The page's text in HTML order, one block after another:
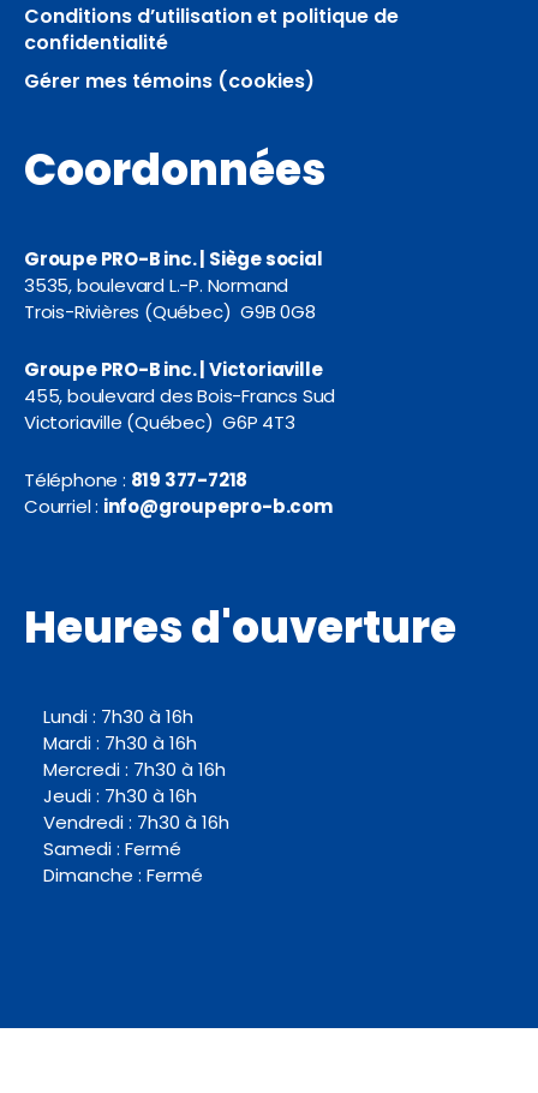
Conditions d’utilisation et politique de
confidentialité
Gérer mes témoins (cookies)
Coordonnées
Groupe PRO-B inc. | Siège social
3535, boulevard L.-P. Normand
Trois-Rivières (Québec) G9B 0G8
Groupe PRO-B inc. | Victoriaville
455, boulevard des Bois-Francs Sud
Victoriaville (Québec) G6P 4T3
Téléphone : 819 377-7218
Courriel : info@groupepro-b.com
Heures d'ouverture
Lundi : 7h30 à 16h
Mardi : 7h30 à 16h
Mercredi : 7h30 à 16h
Jeudi : 7h30 à 16h
Vendredi : 7h30 à 16h
Samedi : Fermé
Dimanche : Fermé